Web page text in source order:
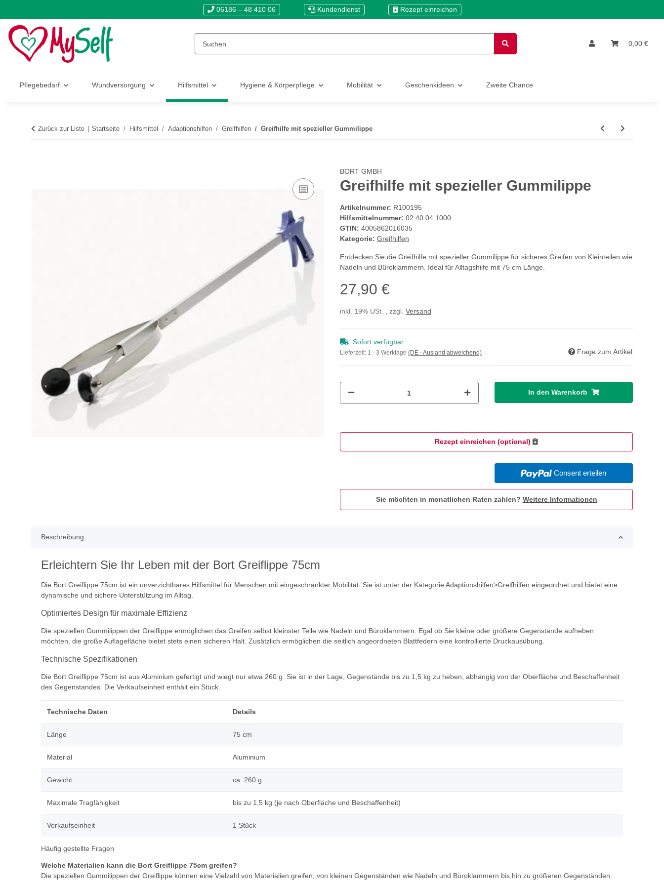
06186 – 48 410 06 Kundendienst Rezept einreichen
0,00 €
Pflegebedarf Wundversorgung Hilfsmittel Hygiene & Körperpflege Mobilität Geschenkideen Zweite Chance
Zurück zur Liste Startseite Hilfsmittel Adaptionshilfen Greifhilfen Greifhilfe mit spezieller Gummilippe
BORT GMBH
Greifhilfe mit spezieller Gummilippe
Artikelnummer: R100195
Hilfsmittelnummer: 02.40.04.1000
GTIN: 4005862016035
Kategorie: Greifhilfen
Entdecken Sie die Greifhilfe mit spezieller Gummilippe für sicheres Greifen von Kleinteilen wie
Nadeln und Büroklammern. Ideal für Alltagshilfe mit 75 cm Länge.
27,90 €
inkl. 19% USt. , zzgl. Versand
Sofort verfügbar
Lieferzeit: 1 - 3 Werktage (DE - Ausland abweichend) Frage zum Artikel
In den Warenkorb
Rezept einreichen (optional)
Consent erteilen
Sie möchten in monatlichen Raten zahlen? Weitere Informationen
Beschreibung
Erleichtern Sie Ihr Leben mit der Bort Greiflippe 75cm
Die Bort Greiflippe 75cm ist ein unverzichtbares Hilfsmittel für Menschen mit eingeschränkter Mobilität. Sie ist unter der Kategorie Adaptionshilfen>Greifhilfen eingeordnet und bietet eine
dynamische und sichere Unterstützung im Alltag.
Optimiertes Design für maximale Effizienz
Die speziellen Gummilippen der Greiflippe ermöglichen das Greifen selbst kleinster Teile wie Nadeln und Büroklammern. Egal ob Sie kleine oder größere Gegenstände aufheben
möchten, die große Auflagefläche bietet stets einen sicheren Halt. Zusätzlich ermöglichen die seitlich angeordneten Blattfedern eine kontrollierte Druckausübung.
Technische Spezifikationen
Die Bort Greiflippe 75cm ist aus Aluminium gefertigt und wiegt nur etwa 260 g. Sie ist in der Lage, Gegenstände bis zu 1,5 kg zu heben, abhängig von der Oberfläche und Beschaffenheit
des Gegenstandes. Die Verkaufseinheit enthält ein Stück.
Technische Daten Details
Länge 75 cm
Material Aluminium
Gewicht ca. 260 g
Maximale Tragfähigkeit bis zu 1,5 kg (je nach Oberfläche und Beschaffenheit)
Verkaufseinheit 1 Stück
Häufig gestellte Fragen
Welche Materialien kann die Bort Greiflippe 75cm greifen?
Die speziellen Gummilippen der Greiflippe können eine Vielzahl von Materialien greifen, von kleinen Gegenständen wie Nadeln und Büroklammern bis hin zu größeren Gegenständen.